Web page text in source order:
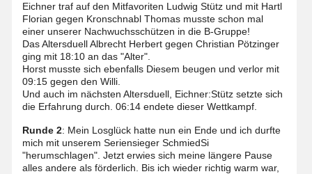
Eichner traf auf den Mitfavoriten Ludwig Stütz und mit Hartl
Florian gegen Kronschnabl Thomas musste schon mal
einer unserer Nachwuchsschützen in die B-Gruppe!
Das Altersduell Albrecht Herbert gegen Christian Pötzinger
ging mit 18:10 an das "Alter".
Horst musste sich ebenfalls Diesem beugen und verlor mit
09:15 gegen den Willi.
Und auch im nächsten Altersduell, Eichner:Stütz setzte sich
die Erfahrung durch. 06:14 endete dieser Wettkampf.
Runde 2: Mein Losglück hatte nun ein Ende und ich durfte
mich mit unserem Seriensieger SchmiedSi
"herumschlagen". Jetzt erwies sich meine längere Pause
alles andere als förderlich. Bis ich wieder richtig warm war,